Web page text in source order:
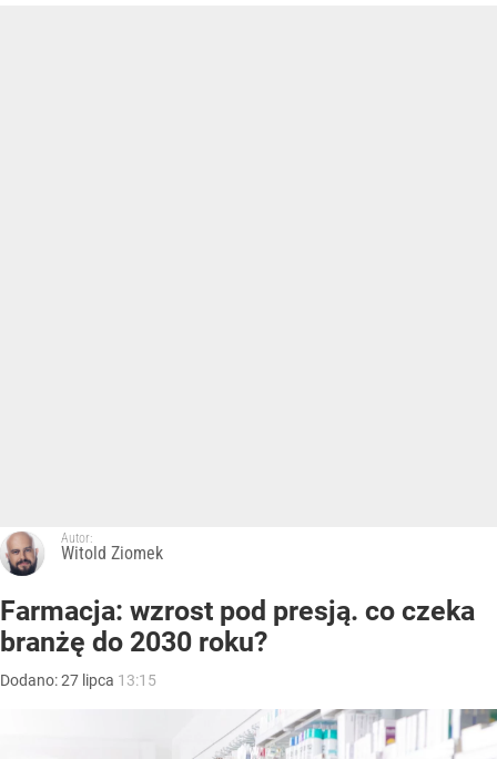
Autor:
Witold Ziomek
Farmacja: wzrost pod presją. co czeka
branżę do 2030 roku?
Dodano:27 lipca 13:15